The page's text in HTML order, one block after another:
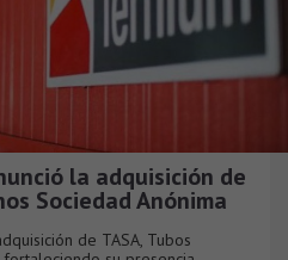
la adquisición de
Sociedad Anónima
de TASA, Tubos